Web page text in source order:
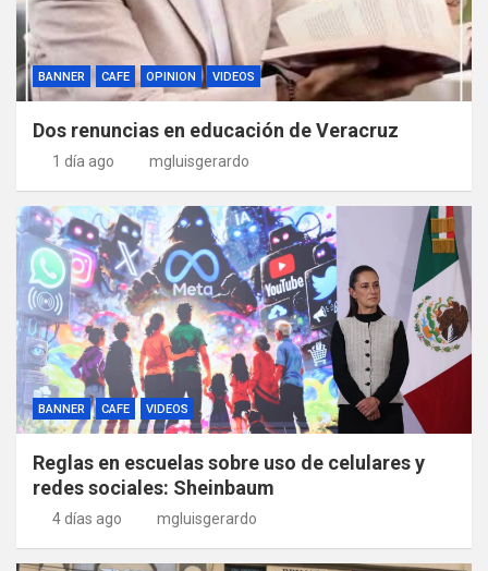
BANNER CAFE OPINION VIDEOS
Dos renuncias en educación de Veracruz
1 día ago mgluisgerardo
BANNER CAFE VIDEOS
Reglas en escuelas sobre uso de celulares y
redes sociales: Sheinbaum
4 días ago mgluisgerardo